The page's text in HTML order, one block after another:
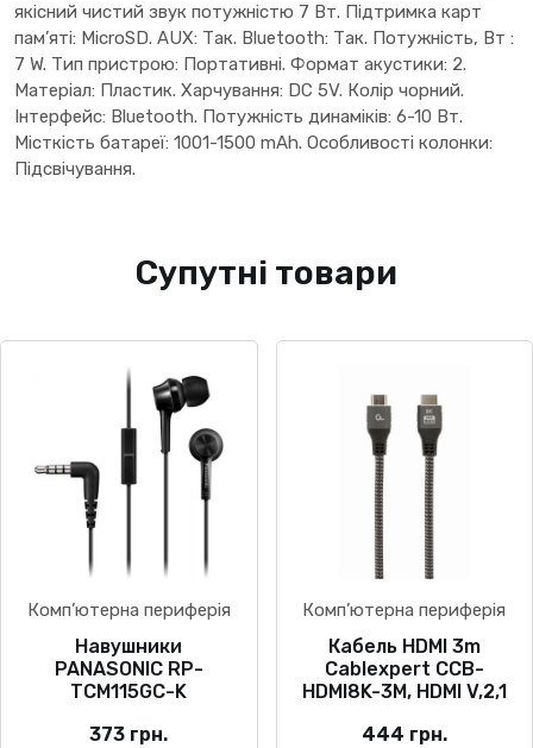
якісний чистий звук потужністю 7 Вт. Підтримка карт
пам’яті: MicroSD. AUX: Так. Bluetooth: Так. Потужність, Вт :
7 W. Тип пристрою: Портативні. Формат акустики: 2.
Матеріал: Пластик. Харчування: DC 5V. Колір чорний.
Інтерфейс: Bluetooth. Потужність динаміків: 6-10 Вт.
Місткість батареї: 1001-1500 mAh. Особливості колонки:
Підсвічування.
Супутні товари
Комп’ютерна периферія
Навушники
PANASONIC RP-
TCM115GC-K
373 грн.
Комп’ютерна периферія
Кабель HDMI 3m
Cablexpert CCB-
HDMI8K-3M, HDMI V,2,1
444 грн.